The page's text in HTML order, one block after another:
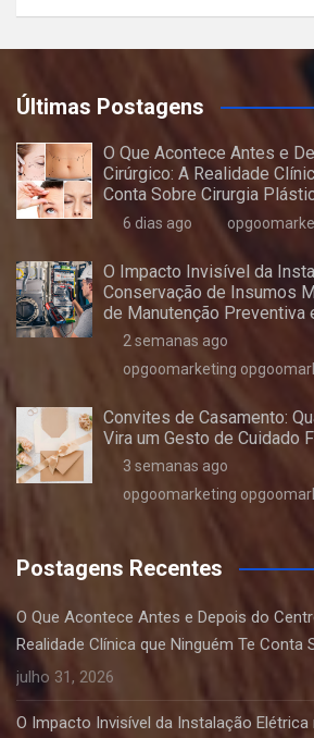
Últimas Postagens
O Que Acontece Antes e
Cirúrgico: A Realidade
Conta Sobre Cirurgia
6 dias ago
O Impacto Invisível da
Conservação de Insumos
de Manutenção Preventiva
2 semanas ago
opgoomarketing
Convites de Casamento:
Vira um Gesto de Cuidado
3 semanas ago
opgoomarketing
Postagens Recentes
O Que Acontece Antes e Depois do
Realidade Clínica que Ninguém Te Conta
julho 31, 2026
O Impacto Invisível da Instalação